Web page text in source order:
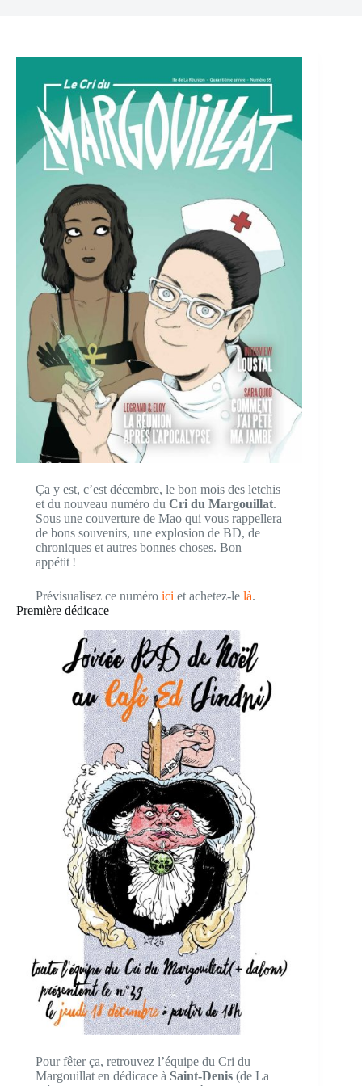
Ça y est, c’est décembre, le bon mois des letchis
et du nouveau numéro du Cri du Margouillat.
Sous une couverture de Mao qui vous rappellera
de bons souvenirs, une explosion de BD, de
chroniques et autres bonnes choses. Bon
appétit !
Prévisualisez ce numéro ici et achetez-le là.
Première dédicace
Pour fêter ça, retrouvez l’équipe du Cri du
Margouillat en dédicace à Saint-Denis (de La